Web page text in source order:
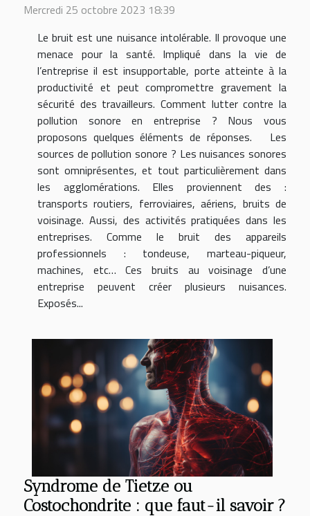
Mercredi 25 octobre 2023 18:39
Le bruit est une nuisance intolérable. Il provoque une
menace pour la santé. Impliqué dans la vie de
l’entreprise il est insupportable, porte atteinte à la
productivité et peut compromettre gravement la
sécurité des travailleurs. Comment lutter contre la
pollution sonore en entreprise ? Nous vous
proposons quelques éléments de réponses. Les
sources de pollution sonore ? Les nuisances sonores
sont omniprésentes, et tout particulièrement dans
les agglomérations. Elles proviennent des :
transports routiers, ferroviaires, aériens, bruits de
voisinage. Aussi, des activités pratiquées dans les
entreprises. Comme le bruit des appareils
professionnels : tondeuse, marteau-piqueur,
machines, etc… Ces bruits au voisinage d’une
entreprise peuvent créer plusieurs nuisances.
Exposés...
Syndrome de Tietze ou
Costochondrite : que faut-il savoir ?